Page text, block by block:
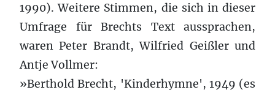
1990). Weitere Stimmen, die sich in dieser
Umfrage für Brechts Text aussprachen,
waren Peter Brandt, Wilfried Geißler und
Antje Vollmer:
»Berthold Brecht, 'Kinderhymne', 1949 (es